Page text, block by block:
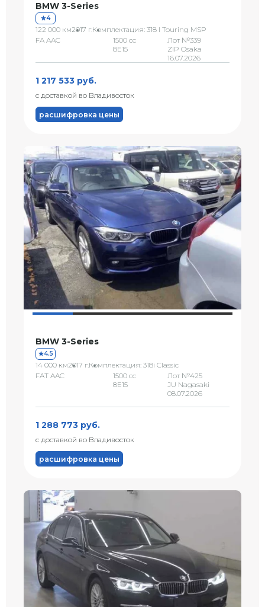
BMW 3-Series
4
122 000 км2017 г.Комплектация: 318 I Touring MSP
FA AAC
1500 сс
8E15
Лот №339
ZIP Osaka
16.07.2026
1 217 533 руб.
с доставкой во Владивосток
расшифровка цены
BMW 3-Series
4.5
14 000 км2017 г.Комплектация: 318i Classic
FAT AAC
1500 сс
8E15
Лот №425
JU Nagasaki
08.07.2026
1 288 773 руб.
с доставкой во Владивосток
расшифровка цены